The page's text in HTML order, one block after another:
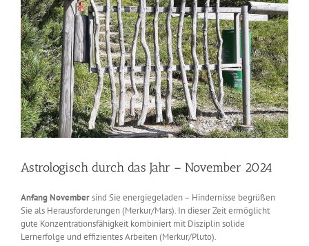
Astrologisch durch das Jahr – November 2024
Anfang Novembersind Sie energiegeladen – Hindernisse begrüßen
Sie als Herausforderungen (Merkur/Mars). In dieser Zeit ermöglicht
gute Konzentrationsfähigkeit kombiniert mit Disziplin solide
Lernerfolge und effizientes Arbeiten (Merkur/Pluto).